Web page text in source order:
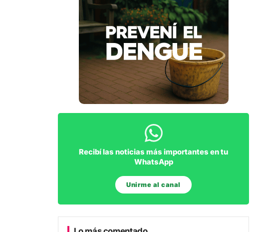
Recibí las noticias más importantes en tu
WhatsApp
Unirme al canal